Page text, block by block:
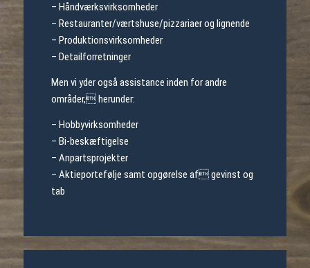
– Håndværksvirksomheder
– Restauranter/værtshuse/pizzariaer og lignende
– Produktionsvirksomheder
– Detailforretninger
Men vi yder også assistance inden for andre
områder, herunder:
– Hobbyvirksomheder
– Bi-beskæftigelse
– Anpartsprojekter
– Aktieportefølje samt opgørelse af gevinst og
tab